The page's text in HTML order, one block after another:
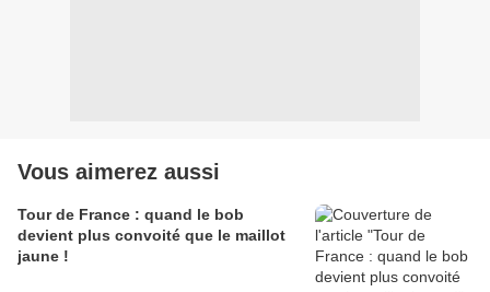
Vous aimerez aussi
Tour de France : quand le bob
devient plus convoité que le maillot
jaune !